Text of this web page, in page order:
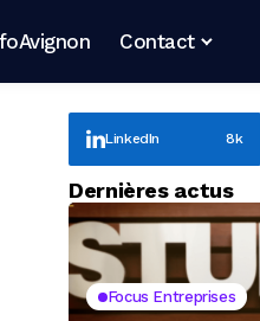
Contact
LinkedIn 8k
Dernières actus
Focus Entreprises